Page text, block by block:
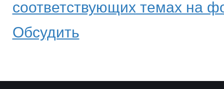
соответствующих темах на
Обсудить